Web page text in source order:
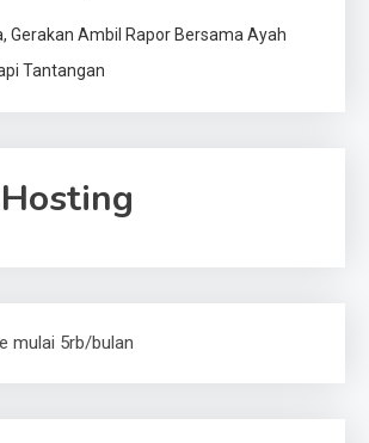
Gerakan Ambil Rapor Bersama Ayah
Tantangan
mulai 5rb/bulan